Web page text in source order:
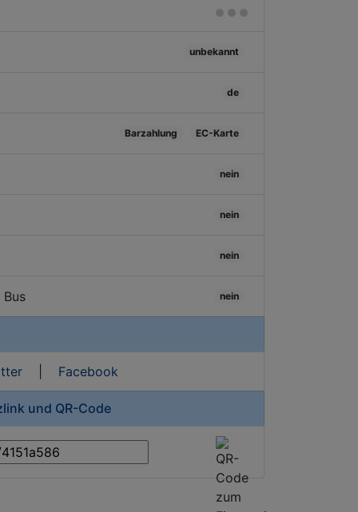
unbekannt
de
Barzahlung EC-Karte
nein
nein
nein
nein
| Facebook
und QR-Code